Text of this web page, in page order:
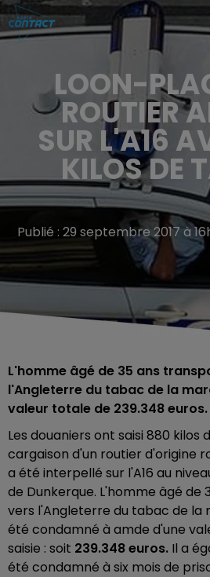
LOON-
ROUTIER
SUR L'A16
KILOS DE
Publié : 29 septembre 2017 à
L'homme âgé de 35 ans
l'Angleterre du tabac de la
valeur totale de 239.348 euros.
Les douaniers ont saisi 880 kilos
cargaison d'un routier d'origine
a été interpellé sur l'A16 au
de Dunkerque. L'homme âgé
vers l'Angleterre du tabac de la
été condamné à amde d'une
saisie : soit 239.348 euros. Il a
été condamné à six mois de